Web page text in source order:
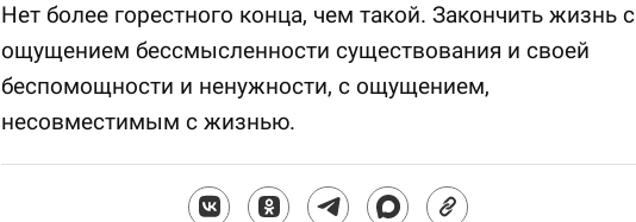
Нет более горестного конца, чем такой. Закончить жизнь с
ощущением бессмысленности существования и своей
беспомощности и ненужности, с ощущением,
несовместимым с жизнью.